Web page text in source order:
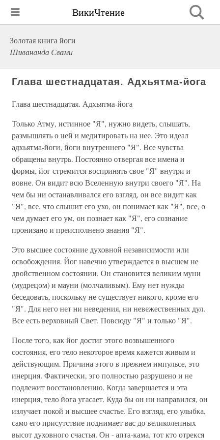
ВикиЧтение
Золотая книга йоги
Шивананда Свами
Глава шестнадцатая. Адхьятма-йога
Глава шестнадцатая. Адхьятма-йога
Только Атму, истинное "Я", нужно видеть, слышать,
размышлять о ней и медитировать на нее. Это идеал
адхьятма-йоги, йоги внутреннего "Я". Все чувства
обращены внутрь. Постоянно отвергая все имена и
формы, йог стремится воспринять свое "Я" внутри и
вовне. Он видит всю Вселенную внутри своего "Я". На
чем бы ни останавливался его взгляд, он все видит как
"Я", все, что слышит его ухо, он понимает как "Я", все, о
чем думает его ум, он познает как "Я", его сознание
пронизано и преисполнено знания "Я".
Это высшее состояние духовной независимости или
освобождения. Йог навечно утверждается в высшем не
двойственном состоянии. Он становится великим муни
(мудрецом) и мауни (молчаливым). Ему нет нужды
беседовать, поскольку не существует никого, кроме его
"Я". Для него нет ни неведения, ни невежественных дул.
Все есть верховный Свет. Повсюду "Я" и только "Я".
После того, как йог достиг этого возвышенного
состояния, его тело некоторое время кажется живым и
действующим. Причина этого в прежнем импульсе, это
инерция. Фактически, эго полностью разрушено и не
подлежит восстановлению. Когда завершается и эта
инерция, тело йога угасает. Куда бы он ни направился, он
излучает покой и высшее счастье. Его взгляд, его улыбка,
само его присутствие поднимает вас до великолепных
высот духовного счастья. Он - апта-кама, тот кто отрекся